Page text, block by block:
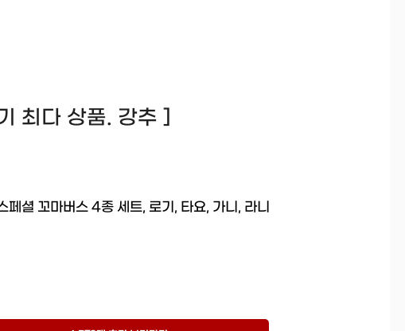
최다 상품. 강추 ]
페셜 꼬마버스 4종 세트, 로기, 타요, 가니, 라니